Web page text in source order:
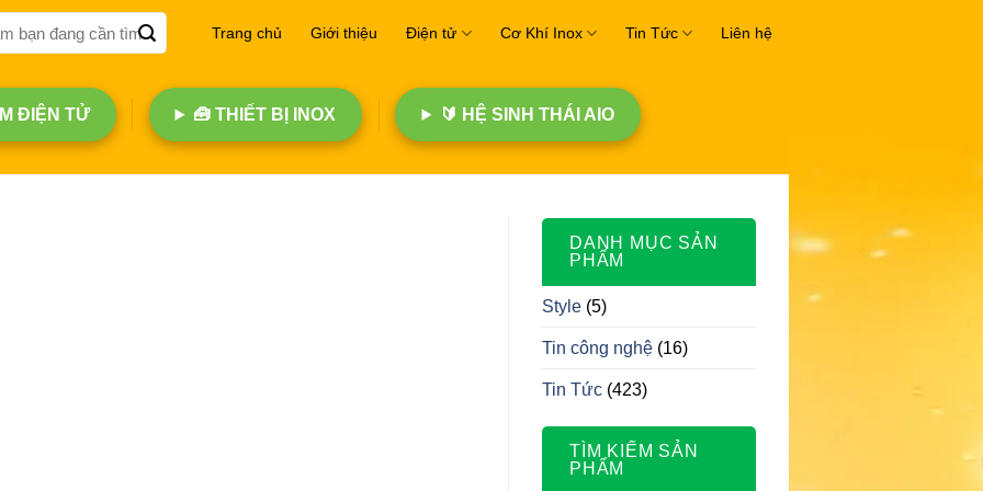
Trang chủ Giới thiệu Điện tử Cơ Khí Inox Tin Tức Liên hệ
ĐIỆN TỬ 🧰 THIẾT BỊ INOX 🔰 HỆ SINH THÁI AIO
DANH MỤC SẢN
PHẨM
Style (5)
Tin công nghệ (16)
Tin Tức (423)
TÌM KIẾM SẢN
PHẨM